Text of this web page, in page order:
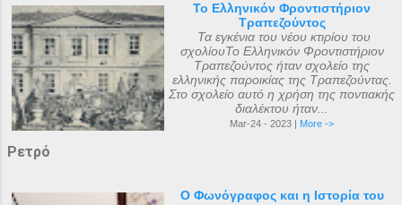
Το Ελληνικόν Φροντιστήριον
Τραπεζούντος
Τα εγκένια του νέου κτιρίου του
σχολίουΤο Ελληνικόν Φροντιστήριον
Τραπεζούντος ήταν σχολείο της
ελληνικής παροικίας της Τραπεζούντας.
Στο σχολείο αυτό η χρήση της ποντιακής
διαλέκτου ήταν...
Mar-24 - 2023 | More ->
Ρετρό
Ο Φωνόγραφος και η Ιστορία του